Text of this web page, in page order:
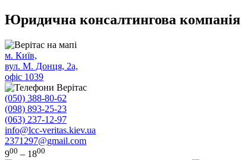
Юридична консалтингова компанія
м. Київ,
вул. М. Донця, 2а,
офіс 1039
(050) 388-80-62
(098) 893-25-23
(063) 237-12-97
info@lcc-veritas.kiev.ua
2371297@gmail.com
900 – 1800